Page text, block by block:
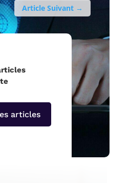
Article Suivant →
articles